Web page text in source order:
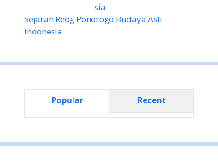
Sejarah Reog Ponorogo Budaya Asli
Indonesia
Popular Recent